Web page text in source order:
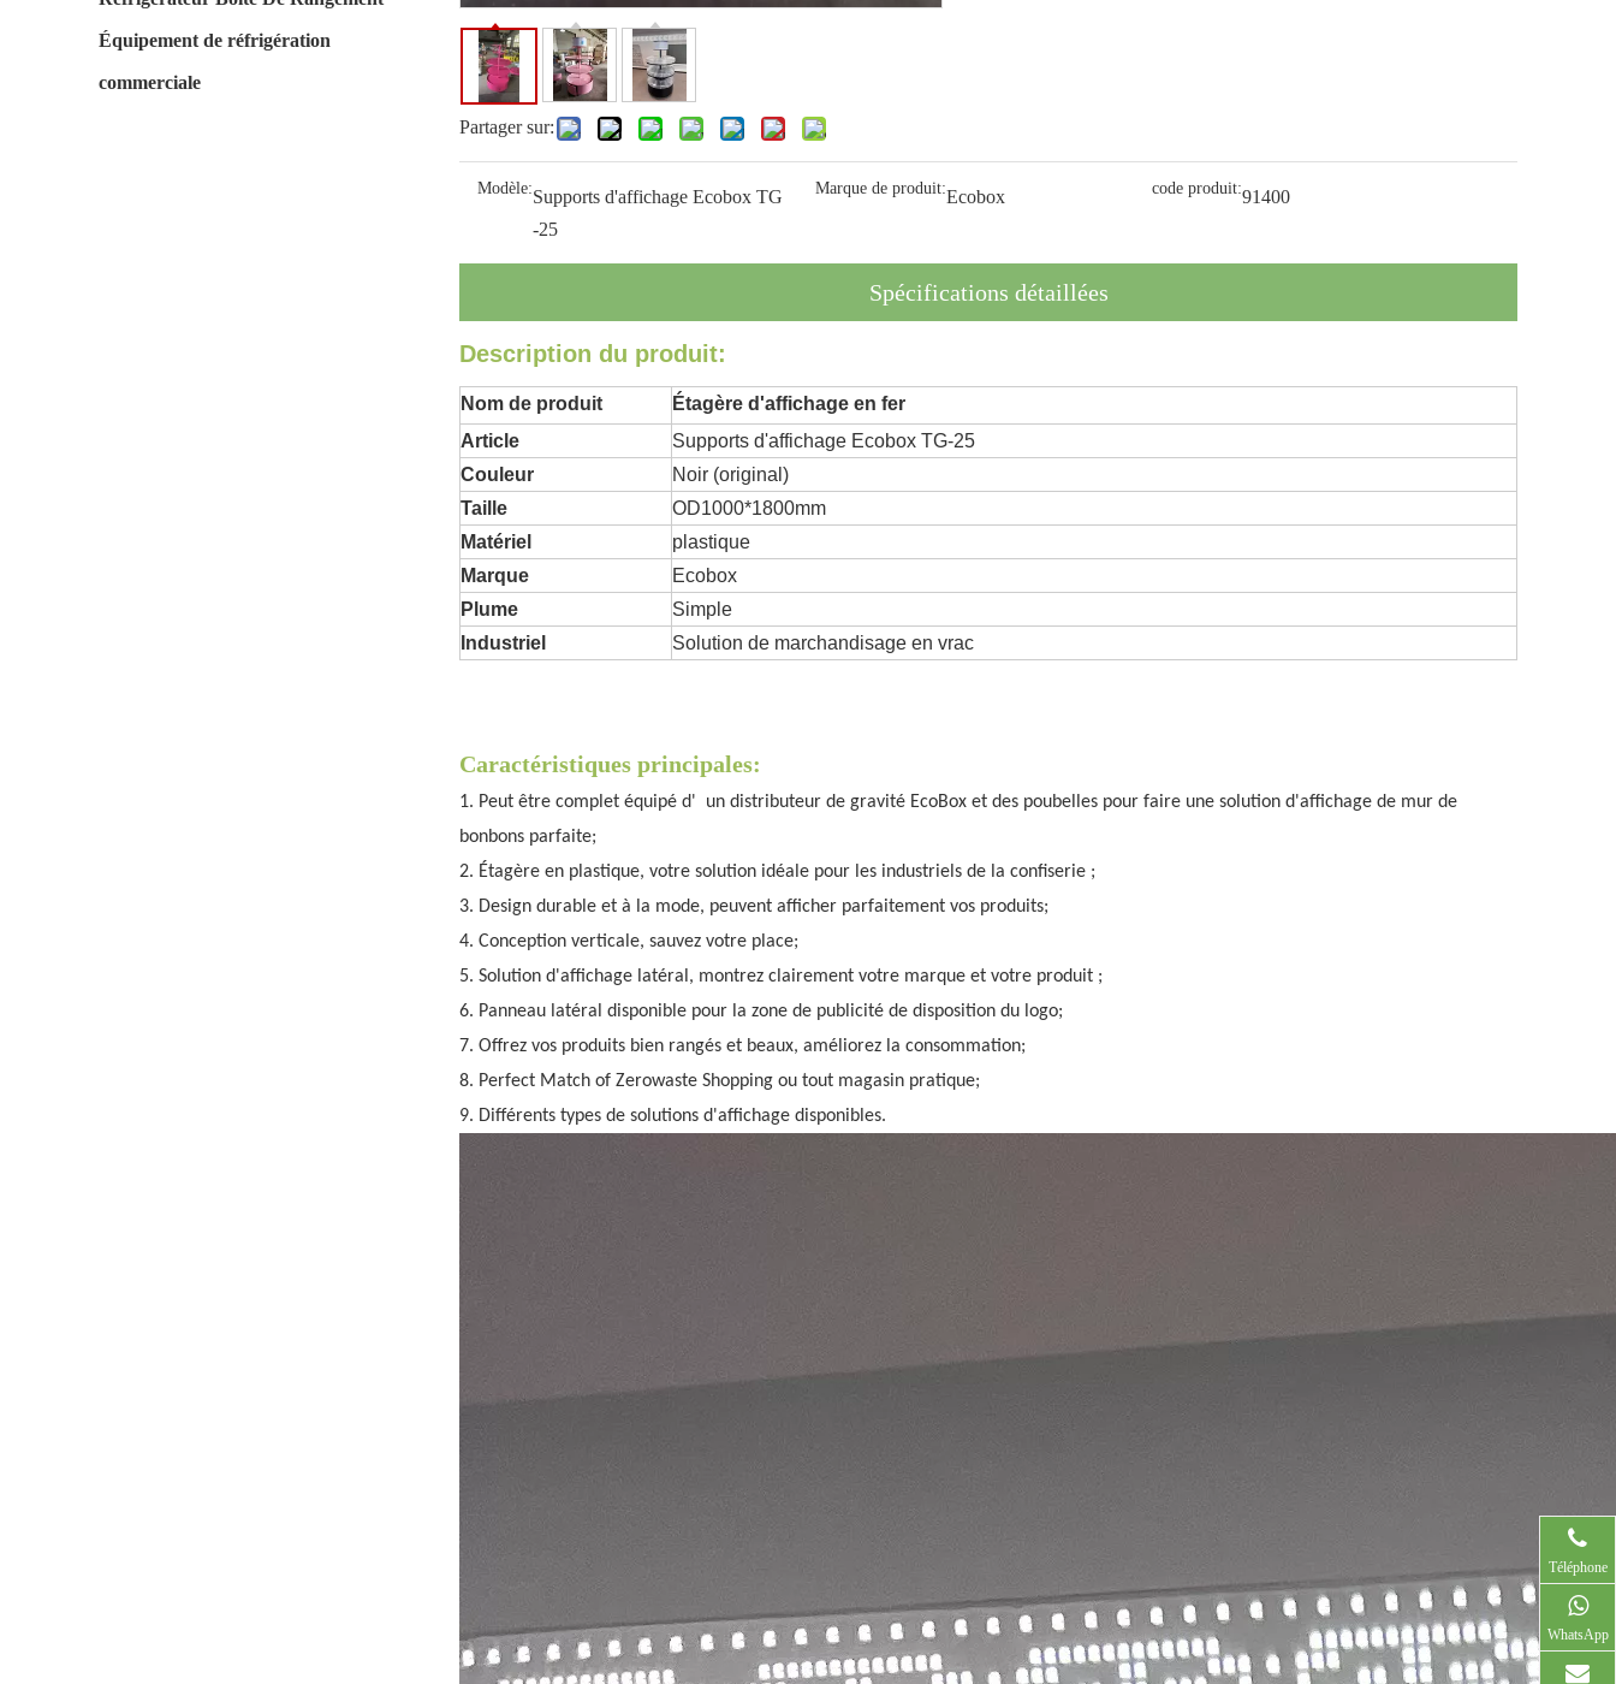
Équipement de réfrigération
commerciale
Partager sur:
Modèle:Supports d'affichage Ecobox TG
-25
Marque de produit:Ecobox code produit:91400
Spécifications détaillées
Description du produit:
Nom de produit
Étagère d'affichage en fer
Article
Supports d'affichage Ecobox TG-25
Couleur
Noir (original)
Taille
OD1000*1800mm
Matériel
plastique
Marque
Ecobox
Plume
Simple
Industriel
Solution de marchandisage en vrac
Caractéristiques principales:
1. Peut être complet équipé d' un distributeur de gravité EcoBox et des poubelles pour faire une solution d'affichage de mur de
bonbons parfaite;
2. Étagère en plastique, votre solution idéale pour les industriels de la confiserie ;
3. Design durable et à la mode, peuvent afficher parfaitement vos produits;
4. Conception verticale, sauvez votre place;
5. Solution d'affichage latéral, montrez clairement votre marque et votre produit ;
6. Panneau latéral disponible pour la zone de publicité de disposition du logo;
7. Offrez vos produits bien rangés et beaux, améliorez la consommation;
8. Perfect Match of Zerowaste Shopping ou tout magasin pratique;
9. Différents types de solutions d'affichage disponibles.
Téléphone
WhatsApp